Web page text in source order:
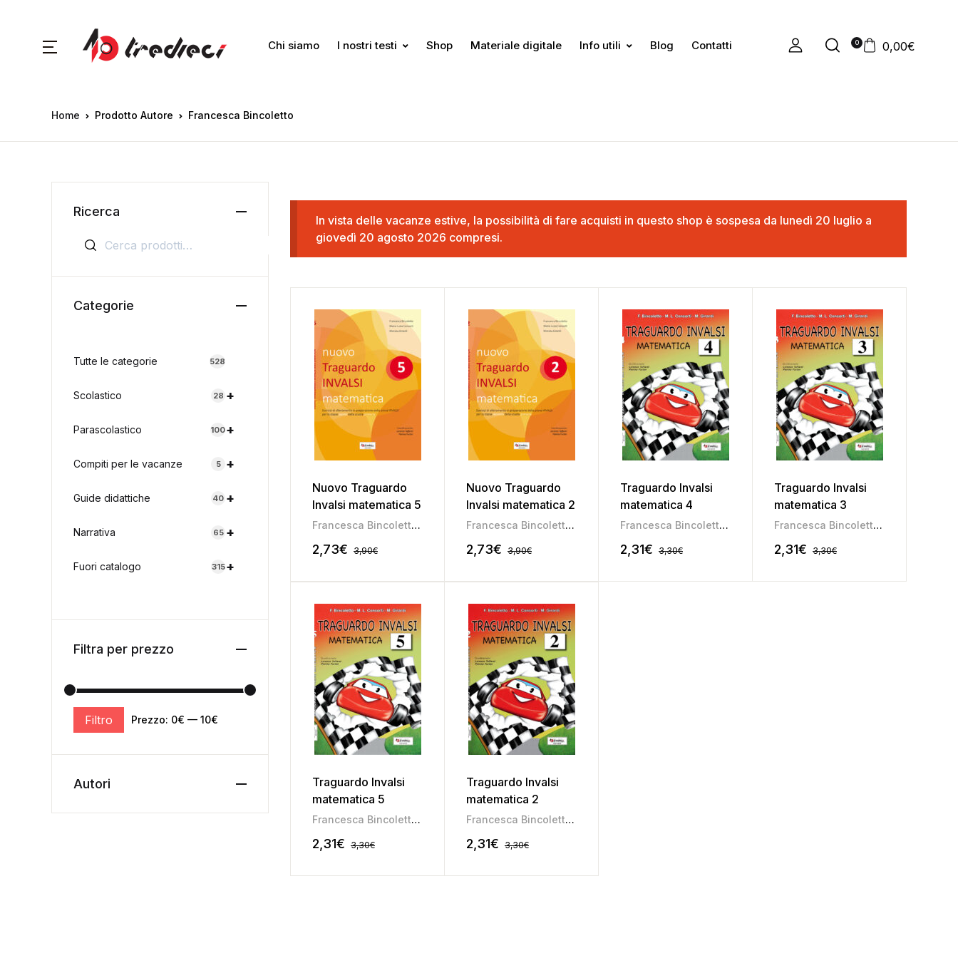
Chi siamo I nostri testi Shop Materiale digitale Info utili Blog Contatti 0 0,00€
Home Prodotto Autore Francesca Bincoletto
In vista delle vacanze estive, la possibilità di fare acquisti in questo shop è sospesa da lunedì 20 luglio a
giovedì 20 agosto 2026 compresi.
Nuovo Traguardo
Invalsi matematica 5
Francesca Bincoletto, Maria Luisa Consorti,Morena Girardi
2,73€ 3,90€
Nuovo Traguardo
Invalsi matematica 2
Francesca Bincoletto, Maria Luisa Consorti,Morena Girardi
2,73€ 3,90€
Traguardo Invalsi
matematica 4
Francesca Bincoletto, Maria Luisa Consorti,Morena Girardi
2,31€ 3,30€
Traguardo Invalsi
matematica 3
Francesca Bincoletto,
2,31€ 3,30€
Traguardo Invalsi
matematica 5
Francesca Bincoletto, Maria Luisa Consorti,Morena Girardi
2,31€ 3,30€
Traguardo Invalsi
matematica 2
Francesca Bincoletto,
2,31€ 3,30€
Ricerca
Cerca:
Categorie
Tutte le categorie 528
+
Scolastico 28
+
Parascolastico 100
+
Compiti per le vacanze 5
+
Guide didattiche 40
+
Narrativa 65
+
Fuori catalogo 315
Filtra per prezzo
Filtro Prezzo: 0€ — 10€
Autori